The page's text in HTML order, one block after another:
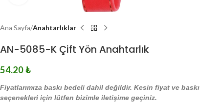
Ana Sayfa Anahtarlıklar
AN-5085-K Çift Yön Anahtarlık
54.20₺
Fiyatlarımıza baskı bedeli dahil değildir. Kesin fiyat ve baskı
seçenekleri için lütfen bizimle iletişime geçiniz.